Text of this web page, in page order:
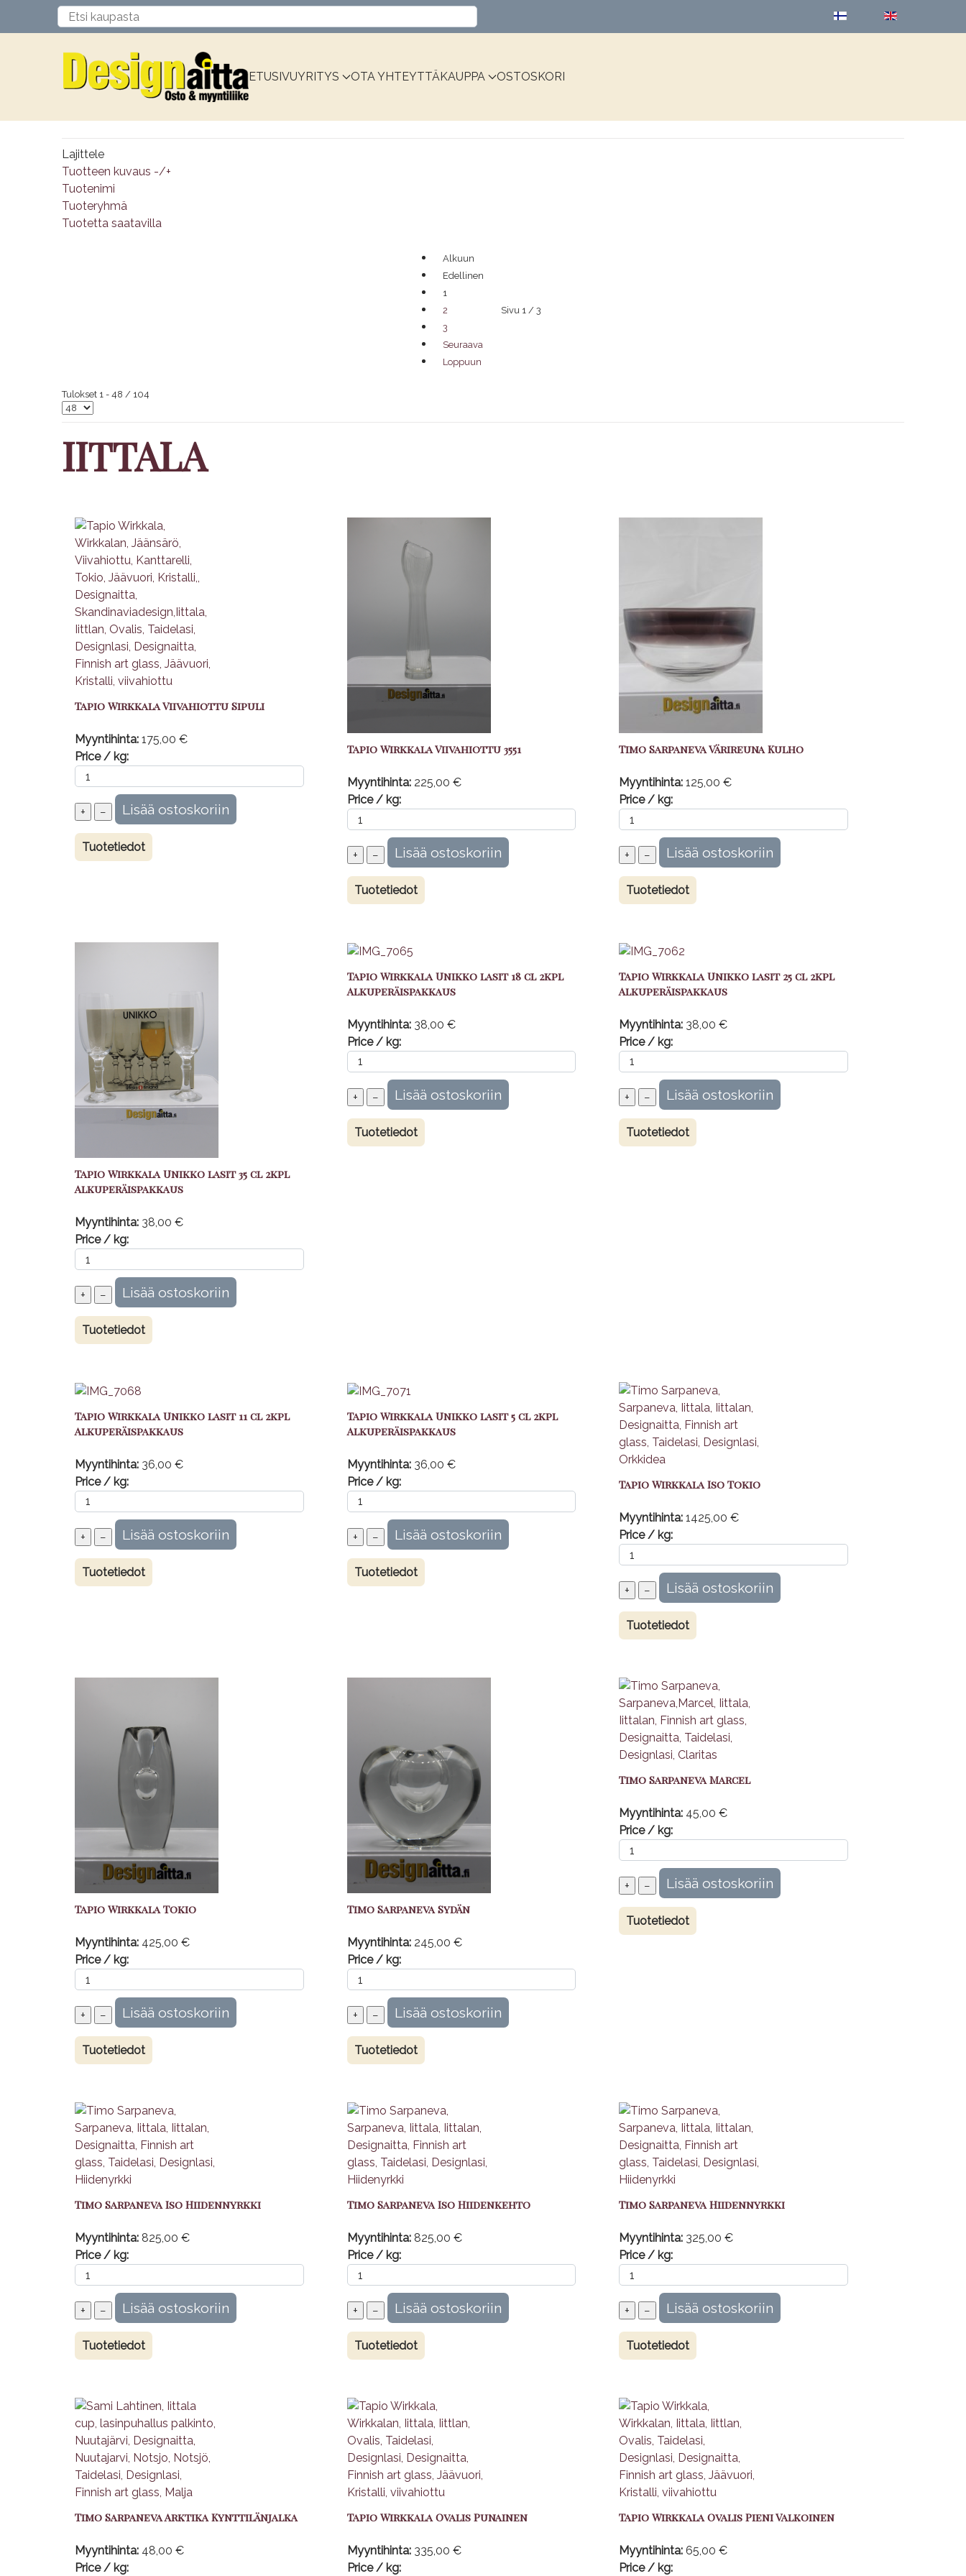
ETUSIVUYRITYS OTA YHTEYTTÄKAUPPA OSTOSKORI
Lajittele
Tuotteen kuvaus -/+
Tuotenimi
Tuoteryhmä
Tuotetta saatavilla
Alkuun
Edellinen
1
2
3
Seuraava
Loppuun
Sivu 1 / 3
Tulokset 1 - 48 / 104
IITTALA
Tapio Wirkkala Viivahiottu Sipuli
Myyntihinta: 175,00 €
Price / kg:
Tuotetiedot
Tapio Wirkkala Viivahiottu 3551
Myyntihinta: 225,00 €
Price / kg:
Tuotetiedot
Timo Sarpaneva Värireuna Kulho
Myyntihinta:125,00 €
Price / kg:
Tuotetiedot
Tapio Wirkkala Unikko lasit 35 cl 2kpl
Alkuperäispakkaus
Myyntihinta: 38,00 €
Price / kg:
Tuotetiedot
Tapio Wirkkala Unikko lasit 18 cl 2kpl
Alkuperäispakkaus
Myyntihinta: 38,00 €
Price / kg:
Tuotetiedot
Tapio Wirkkala Unikko lasit 25 cl 2kpl
Alkuperäispakkaus
Myyntihinta: 38,00 €
Price / kg:
Tuotetiedot
Tapio Wirkkala Unikko lasit 11 cl 2kpl
Alkuperäispakkaus
Myyntihinta: 36,00 €
Price / kg:
Tuotetiedot
Tapio Wirkkala Unikko lasit 5 cl 2kpl
Alkuperäispakkaus
Myyntihinta: 36,00 €
Price / kg:
Tuotetiedot
Tapio Wirkkala Iso Tokio
Myyntihinta:1425,00 €
Price / kg:
Tuotetiedot
Tapio Wirkkala Tokio
Myyntihinta: 425,00 €
Price / kg:
Tuotetiedot
Timo Sarpaneva Sydän
Myyntihinta: 245,00 €
Price / kg:
Tuotetiedot
Timo Sarpaneva Marcel
Myyntihinta: 45,00 €
Price / kg:
Tuotetiedot
Timo Sarpaneva Iso Hiidennyrkki
Myyntihinta: 825,00 €
Price / kg:
Tuotetiedot
Timo Sarpaneva Iso Hiidenkehto
Myyntihinta: 825,00 €
Price / kg:
Tuotetiedot
Timo Sarpaneva Hiidennyrkki
Myyntihinta: 325,00 €
Price / kg:
Tuotetiedot
Timo Sarpaneva Arktika Kynttilänjalka
Myyntihinta: 48,00 €
Price / kg:
Tapio Wirkkala Ovalis Punainen
Myyntihinta: 335,00 €
Price / kg:
Tapio Wirkkala Ovalis Pieni Valkoinen
Myyntihinta: 65,00 €
Price / kg: